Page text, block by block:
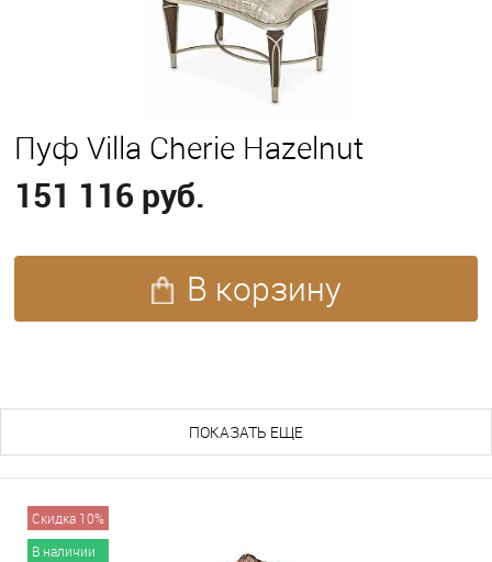
Пуф Villa Cherie Hazelnut
151 116 руб.
В корзину
ПОКАЗАТЬ ЕЩЕ
Скидка 10%
В наличии